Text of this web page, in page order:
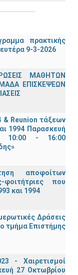
πρακτικής
9-3-2026
ΜΑΘΗΤΩΝ
ΕΠΙΣΚΕΨΕΩΝ
Reunion τάξεων
1994 Παρασκευή
10:00 - 16:00
αποφοίτων
που
και 1994
Δράσεις
τμήμα Επιστήμης
- Χαιρετισμοί
27 Οκτωβρίου